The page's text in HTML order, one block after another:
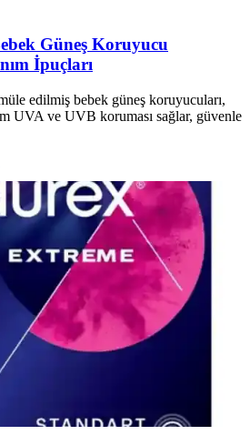
Güneş Koruyucu
İpuçları
edilmiş bebek güneş koruyucuları,
UVA ve UVB koruması sağlar, güvenle